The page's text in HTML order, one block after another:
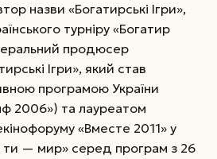
назви «Богатирські Ігри»,
турніру «Богатир
продюсер
Ігри», який став
програмою України
2006») та лауреатом
«Вместе 2011» у
ти — мир» серед програм з 26